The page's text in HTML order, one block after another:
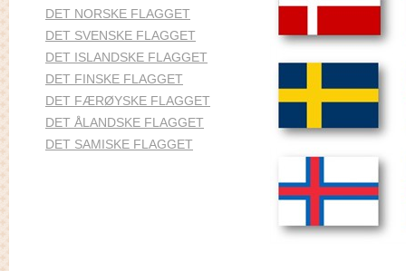
DET NORSKE FLAGGET
DET SVENSKE FLAGGET
DET ISLANDSKE FLAGGET
DET FINSKE FLAGGET
DET FÆRØYSKE FLAGGET
DET ÅLANDSKE FLAGGET
DET SAMISKE FLAGGET